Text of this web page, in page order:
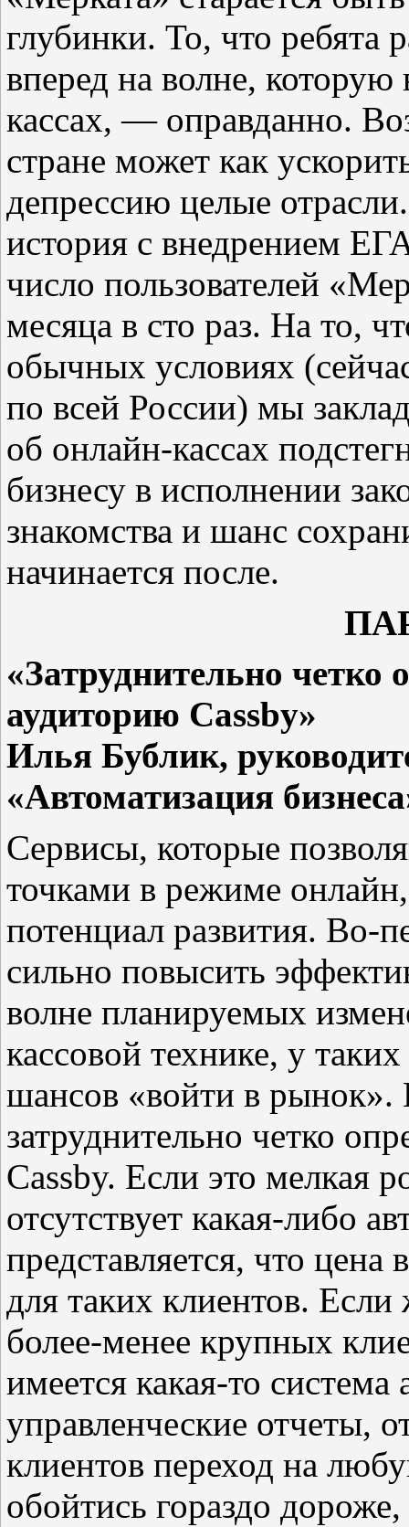
глубинки. То, что ребята
вперед на волне, которую
кассах, — оправданно.
стране может как
депрессию целые
история с внедрением
число пользователей
месяца в сто раз. На то,
обычных условиях
по всей России) мы
об онлайн-кассах
бизнесу в исполнении
знакомства и шанс
начинается после.
«Затруднительно четко
аудиторию Cassby»
Илья Бублик,
«Автоматизация
Сервисы, которые
точками в режиме
потенциал развития. Во-
сильно повысить
волне планируемых
кассовой технике, у
шансов «войти в
затруднительно четко
Cassby. Если это мелкая
отсутствует какая-либо
представляется, что цена
для таких клиентов. Если
более-менее крупных
имеется какая-то
управленческие отчеты,
клиентов переход на
обойтись гораздо